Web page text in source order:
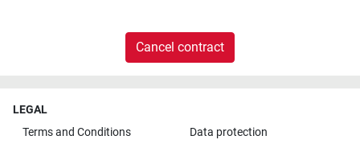
Cancel contract
LEGAL
Terms and Conditions
Data protection